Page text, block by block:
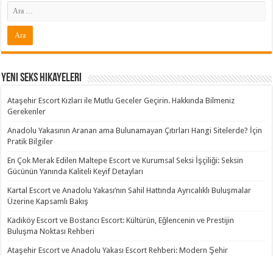
Yeni Seks Hikayeleri
Ataşehir Escort Kızları ile Mutlu Geceler Geçirin. Hakkında Bilmeniz
Gerekenler
Anadolu Yakasının Aranan ama Bulunamayan Çıtırları Hangi Sitelerde? İçin
Pratik Bilgiler
En Çok Merak Edilen Maltepe Escort ve Kurumsal Seksi İşçiliği: Seksin
Gücünün Yanında Kaliteli Keyif Detayları
Kartal Escort ve Anadolu Yakası’nın Sahil Hattında Ayrıcalıklı Buluşmalar
Üzerine Kapsamlı Bakış
Kadıköy Escort ve Bostancı Escort: Kültürün, Eğlencenin ve Prestijin
Buluşma Noktası Rehberi
Ataşehir Escort ve Anadolu Yakası Escort Rehberi: Modern Şehir